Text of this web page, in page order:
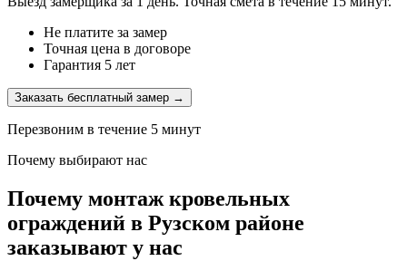
Не платите за замер
Точная цена в договоре
Гарантия 5 лет
Заказать бесплатный замер →
Перезвоним в течение 5 минут
Почему выбирают нас
Почему монтаж кровельных
ограждений в Рузском районе
заказывают у нас